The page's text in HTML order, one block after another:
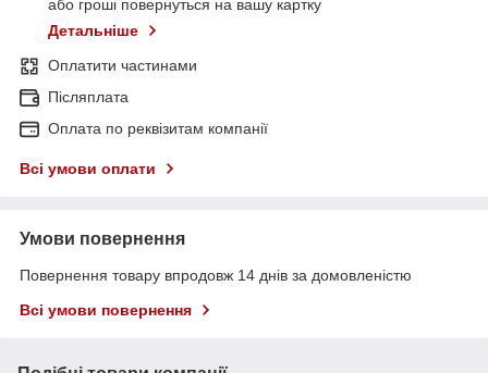
або гроші повернуться на вашу картку
Детальніше
Оплатити частинами
Післяплата
Оплата по реквізитам компанії
Всі умови оплати
Умови повернення
Повернення товару впродовж 14 днів за домовленістю
Всі умови повернення